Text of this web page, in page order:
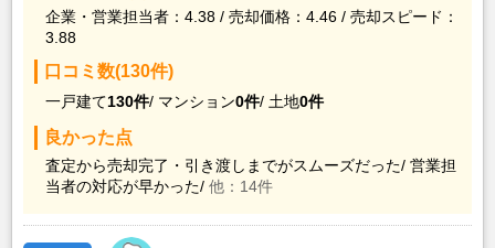
企業・営業担当者：4.38 / 売却価格：4.46 / 売却スピード：
3.88
口コミ数(130件)
一戸建て130件/ マンション0件/ 土地0件
良かった点
査定から売却完了・引き渡しまでがスムーズだった/ 営業担
当者の対応が早かった/ 他：14件